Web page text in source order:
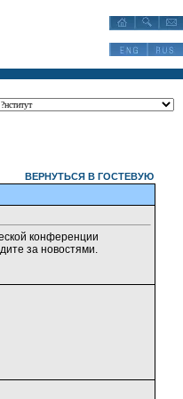
ВЕРНУТЬСЯ В ГОСТЕВУЮ
конференции
за новостями.